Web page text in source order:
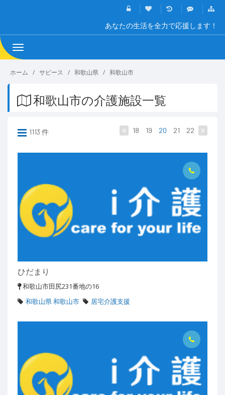
あなたの生活を全力で応援します！
Toggle
navigation
ホーム サビース 和歌山県 和歌山市
和歌山市の介護施設一覧
1113 件 18 19 20 21 22
ひだまり
和歌山市田尻231番地の16
和歌山県 和歌山市
居宅介護支援